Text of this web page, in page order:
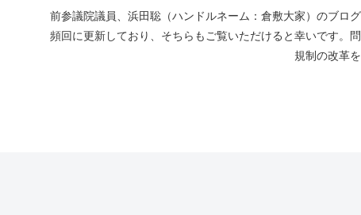
前参議院議員、浜田聡（ハンドルネーム：倉敷大家）のブロ
頻回に更新しており、そちらもご覧いただけると幸いです。
規制の改革